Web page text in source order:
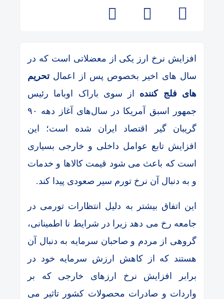
افزایش نرخ ارز یکی از معضلاتی است که در
سال های اخیر بخصوص پس از اعمالتحریم
های فلج کننده
از سوی باراک اوباما رئیس
جمهور اسبق آمریکا در سال‌های آغاز دهه ۹۰
گریبان گیر اقتصاد ایران شده است؛ این
افزایش تابع عوامل داخلی و خارجی بسیاری
است که باعث می شود قیمت‌ کالاها و خدمات
و به دنبال آن نرخ تورم سیر صعودی پیدا کند.
این اتفاق بیشتر به دلیل انتظارات تورمی در
جامعه رخ می دهد زیرا در شرایط نا اطمینانی،
گروهی از مردم و صاحبان سرمایه به دنبال آن
هستند که از کاهش ارزش سرمایه خود در
برابر افزایش نرخ ارزهای خارجی که بر
واردات و صادرات محصولات کشور تاثیر می